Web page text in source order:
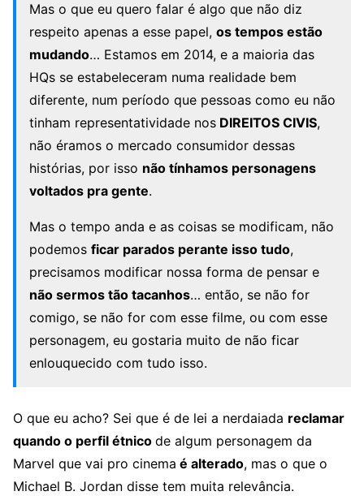
Mas o que eu quero falar é algo que não diz
respeito apenas a esse papel, os tempos estão
mudando… Estamos em 2014, e a maioria das
HQs se estabeleceram numa realidade bem
diferente, num período que pessoas como eu não
tinham representatividade nos DIREITOS CIVIS,
não éramos o mercado consumidor dessas
histórias, por isso não tínhamos personagens
voltados pra gente.
Mas o tempo anda e as coisas se modificam, não
podemos ficar parados perante isso tudo,
precisamos modificar nossa forma de pensar e
não sermos tão tacanhos… então, se não for
comigo, se não for com esse filme, ou com esse
personagem, eu gostaria muito de não ficar
enlouquecido com tudo isso.
O que eu acho? Sei que é de lei a nerdaiada reclamar
quando o perfil étnico de algum personagem da
Marvel que vai pro cinema é alterado, mas o que o
Michael B. Jordan disse tem muita relevância.